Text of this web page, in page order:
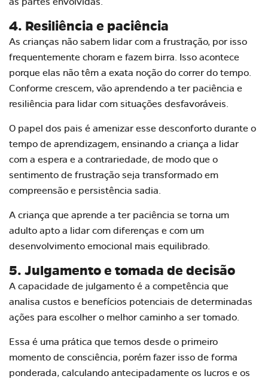
4. Resiliência e paciência
As crianças não sabem lidar com a frustração, por isso
frequentemente choram e fazem birra. Isso acontece
porque elas não têm a exata noção do correr do tempo.
Conforme crescem, vão aprendendo a ter paciência e
resiliência para lidar com situações desfavoráveis.
O papel dos pais é amenizar esse desconforto durante o
tempo de aprendizagem, ensinando a criança a lidar
com a espera e a contrariedade, de modo que o
sentimento de frustração seja transformado em
compreensão e persistência sadia.
A criança que aprende a ter paciência se torna um
adulto apto a lidar com diferenças e com um
desenvolvimento emocional mais equilibrado.
5. Julgamento e tomada de decisão
A capacidade de julgamento é a competência que
analisa custos e benefícios potenciais de determinadas
ações para escolher o melhor caminho a ser tomado.
Essa é uma prática que temos desde o primeiro
momento de consciência, porém fazer isso de forma
ponderada, calculando antecipadamente os lucros e os